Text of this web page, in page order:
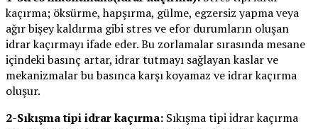
kaçırma; öksürme, hapşırma, gülme, egzersiz yapma veya
ağır bişey kaldırma gibi stres ve efor durumların oluşan
idrar kaçırmayı ifade eder. Bu zorlamalar sırasında mesane
içindeki basınç artar, idrar tutmayı sağlayan kaslar ve
mekanizmalar bu basınca karşı koyamaz ve idrar kaçırma
oluşur.
2-Sıkışma tipi idrar kaçırma: Sıkışma tipi idrar kaçırma